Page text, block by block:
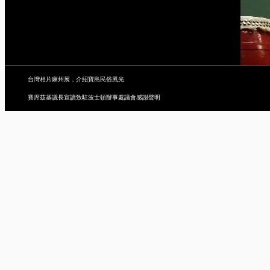
台灣相片麻州展，介紹寶島民俗風光
賽席茲基議長宣讀致駐波士頓辦事處議會感謝聲明